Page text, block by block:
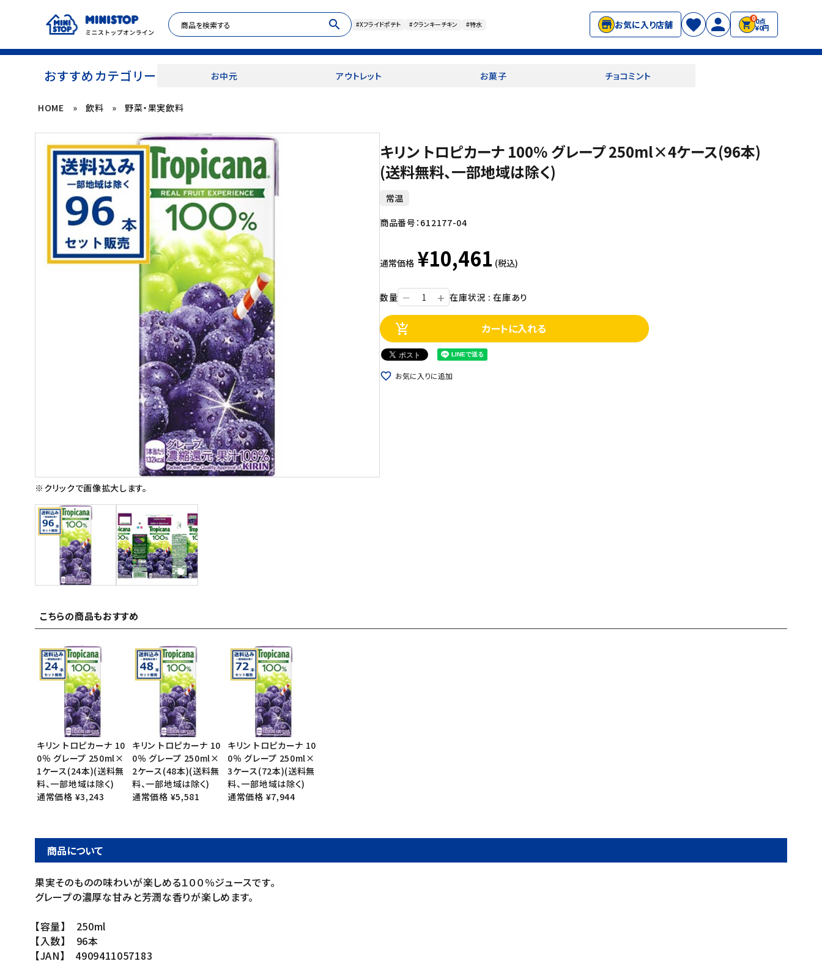
search #Xフライドポテト #クランキーチキン #特水 お気に入り店舗
00点
¥0円
おすすめカテゴリー お中元 アウトレット お菓子 チョコミント
ACCOUNT MENU
ログイン person 新規登録
カテゴリから探す
冷凍食品
フードロス
ペット用品
SHOP GUIDE
ご利用ガイド
特定商取引法表示について
プライバシーポリシー
利用規約
HOME » 飲料 » 野菜・果実飲料
※クリックで画像拡大します。
キリン トロピカーナ 100％ グレープ 250ml×4ケース(96本)
(送料無料、一部地域は除く)
常温
商品番号： 612177-04
通常価格 ¥10,461 (税込)
数量 ー + 在庫状況 : 在庫あり
add_shopping_cart カートに入れる
favorite_border お気に入りに追加
こちらの商品もおすすめ
キリン トロピカーナ 10
0％ グレープ 250ml×
1ケース(24本)(送料無
料、一部地域は除く)
通常価格 ¥3,243
キリン トロピカーナ 10
0％ グレープ 250ml×
2ケース(48本)(送料無
料、一部地域は除く)
通常価格 ¥5,581
キリン トロピカーナ 10
0％ グレープ 250ml×
3ケース(72本)(送料無
料、一部地域は除く)
通常価格 ¥7,944
商品について
果実そのものの味わいが楽しめる１００％ジュースです。
グレープの濃厚な甘みと芳潤な香りが楽しめます。
【容量】 250ml
【入数】 96本
【JAN】 4909411057183